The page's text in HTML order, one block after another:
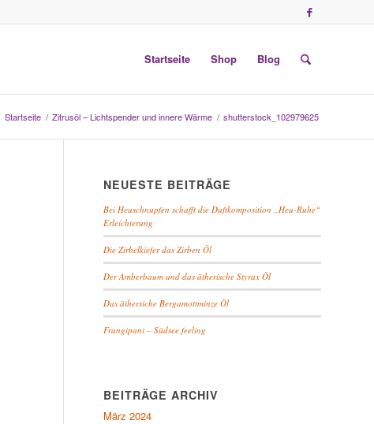
Startseite Shop Blog
Startseite / Zitrusöl – Lichtspender und innere Wärme / shutterstock_102979625
NEUESTE BEITRÄGE
Bei Heuschnupfen schafft die Duftkomposition „Heu-Ruhe“
Erleichterung
Die Zirbelkiefer das Zirben Öl
Der Amberbaum und das ätherische Styrax Öl
Das äthersiche Bergamottminze Öl
Frangipani – Südsee feeling
BEITRÄGE ARCHIV
März 2024